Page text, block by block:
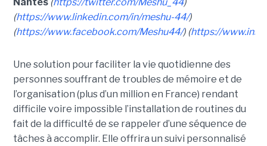
(https://www.linkedin.com/in/meshu-44/)
(https://www.facebook.com/Meshu44/) (https://
Une solution pour faciliter la vie quotidienne des
personnes souffrant de troubles de mémoire et de
l’organisation (plus d’un million en France) rendant
difficile voire impossible l’installation de routines du
fait de la difficulté de se rappeler d’une séquence de
tâches à accomplir. Elle offrira un suivi personnalisé